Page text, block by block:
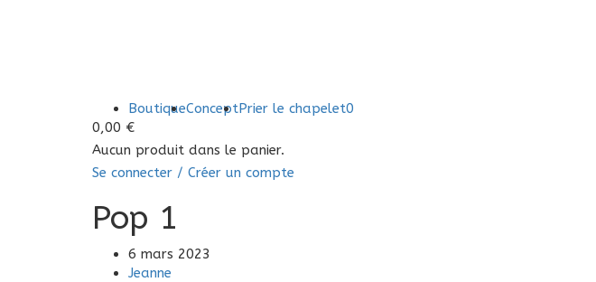
BoutiqueConceptPrier le chapelet0
0,00 €
Aucun produit dans le panier.
Se connecter / Créer un compte
Pop 1
6 mars 2023
Jeanne